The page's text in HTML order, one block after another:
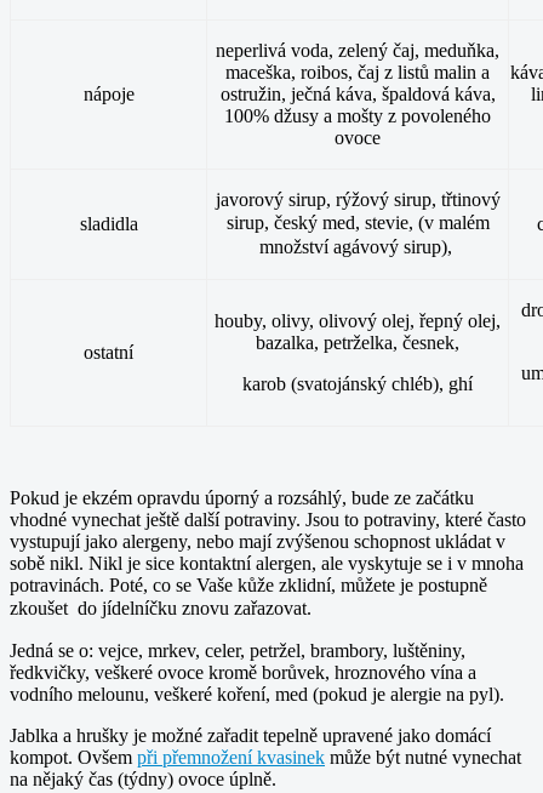
nápoje
neperlivá voda, zelený čaj, meduňka,
maceška, roibos, čaj z listů malin a
ostružin, ječná káva, špaldová káva,
100% džusy a mošty z povoleného
ovoce
sladidla
javorový sirup, rýžový sirup, třtinový
sirup, český med, stevie, (v malém
množství agávový sirup),
ostatní
houby, olivy, olivový olej, řepný olej,
bazalka, petrželka, česnek,
karob (svatojánský chléb), ghí
Pokud je ekzém opravdu úporný a rozsáhlý, bude ze začátku
vhodné vynechat ještě další potraviny. Jsou to potraviny, které často
vystupují jako alergeny, nebo mají zvýšenou schopnost ukládat v
sobě nikl. Nikl je sice kontaktní alergen, ale vyskytuje se i v mnoha
potravinách. Poté, co se Vaše kůže zklidní, můžete je postupně
zkoušet do jídelníčku znovu zařazovat.
Jedná se o: vejce, mrkev, celer, petržel, brambory, luštěniny,
ředkvičky, veškeré ovoce kromě borůvek, hroznového vína a
vodního melounu, veškeré koření, med (pokud je alergie na pyl).
Jablka a hrušky je možné zařadit tepelně upravené jako domácí
kompot. Ovšem při přemnožení kvasinek může být nutné vynechat
na nějaký čas (týdny) ovoce úplně.